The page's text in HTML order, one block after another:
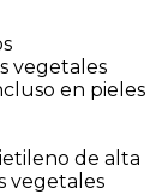
vegetales
en pieles
de alta
vegetales